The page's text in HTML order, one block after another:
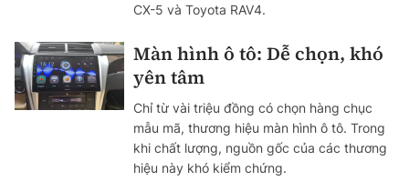
CX-5 và Toyota RAV4.
Màn hình ô tô: Dễ chọn, khó
yên tâm
Chỉ từ vài triệu đồng có chọn hàng chục
mẫu mã, thương hiệu màn hình ô tô. Trong
khi chất lượng, nguồn gốc của các thương
hiệu này khó kiểm chứng.